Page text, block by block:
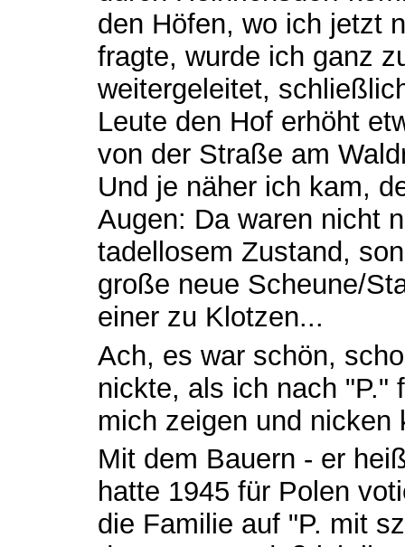
den Höfen, wo ich jetzt
fragte, wurde ich ganz
weitergeleitet,
Leute den Hof erhöht
von der Straße am
Und je näher ich kam,
Augen: Da waren nicht
tadellosem Zustand,
große neue Scheune/
einer zu Klotzen...
Ach, es war schön,
nickte, als ich nach "P."
mich zeigen und nicken
Mit dem Bauern - er
hatte 1945 für Polen
die Familie auf "P. mit